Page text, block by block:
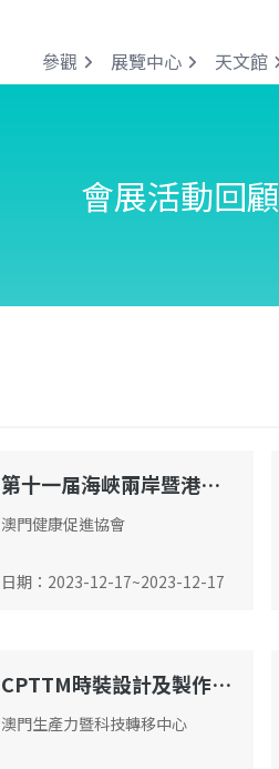
參觀 展覽中心 天文館
會展活動回顧
會議廳 第十一届海峽兩岸暨港澳地區青少年性與健康系列活動(關愛‧責任‧成長)研討會暨座談會
澳門健康促進協會
日期 ： 2023-12-17~2023-12-17
會議廳 CPTTM時裝設計及製作20222023文憑課程─畢業表演
澳門生產力暨科技轉移中心